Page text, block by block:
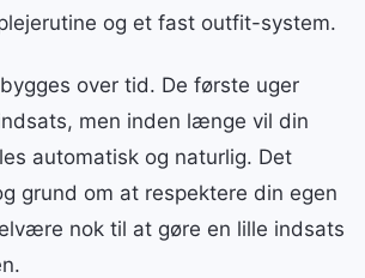
og et fast outfit-system.
over tid. De første uger
men inden længe vil din
automatisk og naturlig. Det
grund om at respektere din egen
nok til at gøre en lille indsats